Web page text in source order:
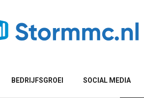
BEDRIJFSGROEI SOCIAL MEDIA